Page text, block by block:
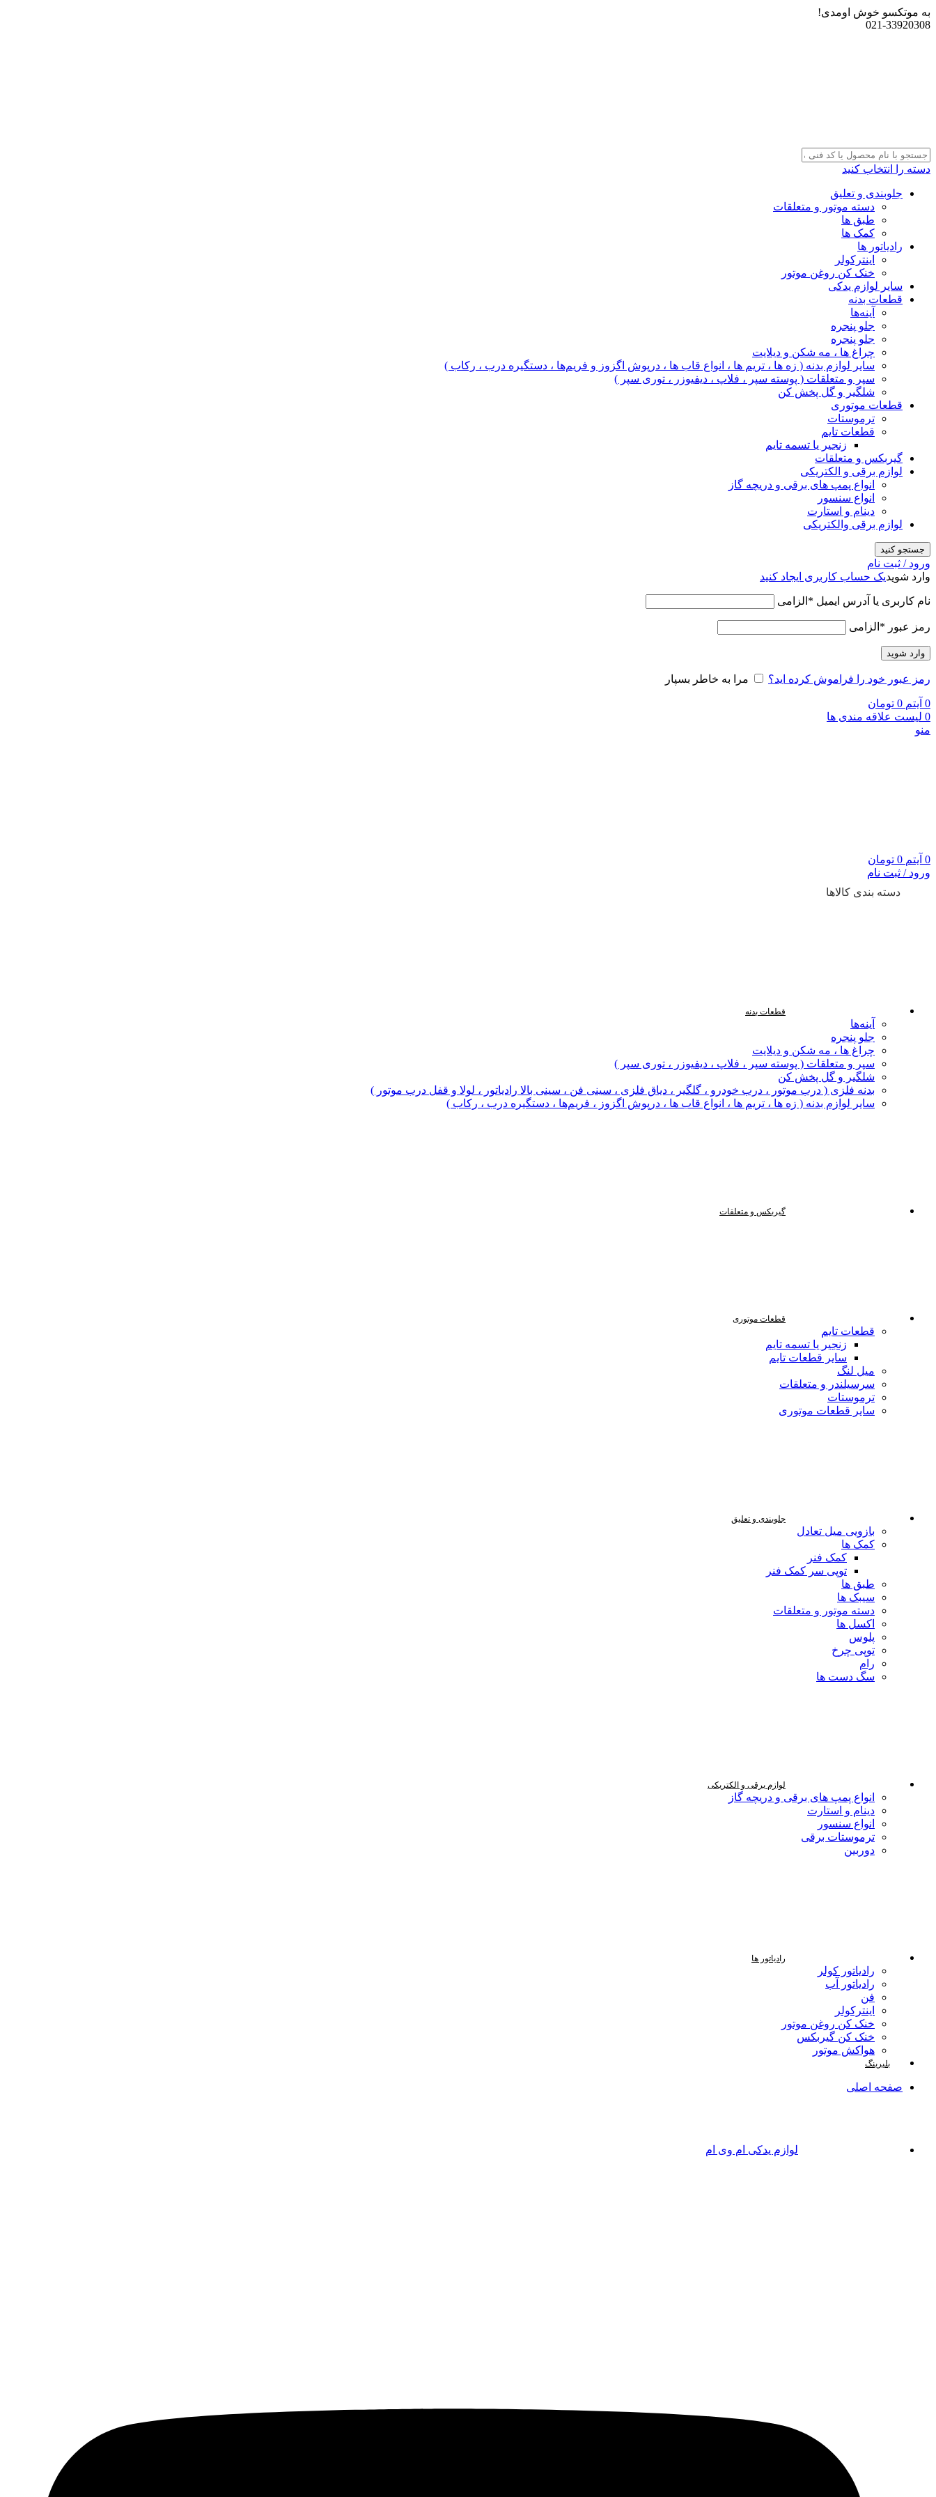
به موتکسو خوش اومدی!
021-33920308
دسته را انتخاب کنید
جلوبندی و تعلیق
دسته موتور و متعلقات
طبق ها
کمک ها
رادیاتور ها
اینترکولر
خنک کن روغن موتور
سایر لوازم یدکی
قطعات بدنه
آینه‌ها
جلو پنجره
جلو پنجره
چراغ‌ ها ، مه‌ شکن و دیلایت
سایر لوازم بدنه ( زه ها ، تریم ها ، انواع قاب ها ، درپوش اگزوز و فریم‌ها ، دستگیره درب ، رکاب )
سپر و متعلقات ( پوسته سپر ، فلاپ ، دیفیوزر ، توری سپر )
شلگیر و گل‌ پخش‌ کن
قطعات موتوری
ترموستات
قطعات تایم
زنجیر یا تسمه تایم
گیربکس و متعلقات
لوازم برقی و الکتریکی
انواع پمپ های برقی و دریچه گاز
انواع سنسور
دینام و استارت
لوازم برقی والکتریکی
جستجو کنید
ورود / ثبت نام
وارد شویدیک حساب کاربری ایجاد کنید
نام کاربری یا آدرس ایمیل * الزامی
رمز عبور * الزامی
وارد شوید
رمز عبور خود را فراموش کرده اید؟ مرا به خاطر بسپار
0 آیتم 0 تومان
0 لیست علاقه مندی ها
منو
0 آیتم 0 تومان
ورود / ثبت نام
دسته بندی کالاها
قطعات بدنه
آینه‌ها
جلو پنجره
چراغ‌ ها ، مه‌ شکن و دیلایت
سپر و متعلقات ( پوسته سپر ، فلاپ ، دیفیوزر ، توری سپر )
شلگیر و گل‌ پخش‌ کن
بدنه فلزی ( درب موتور ، درب خودرو ، گلگیر ، دیاق فلزی ، سینی فن ، سینی بالا رادیاتور ، لولا و قفل درب موتور )
سایر لوازم بدنه ( زه ها ، تریم ها ، انواع قاب ها ، درپوش اگزوز ، فریم‌ها ، دستگیره درب ، رکاب )
گیربکس و متعلقات
قطعات موتوری
قطعات تایم
زنجیر یا تسمه تایم
سایر قطعات تایم
میل لنگ
سرسیلندر و متعلقات
ترموستات
سایر قطعات موتوری
جلوبندی و تعلیق
بازویی میل تعادل
کمک ها
کمک فنر
توپی سر کمک فنر
طبق ها
سیبک ها
دسته موتور و متعلقات
اکسل ها
پلوس
توپی چرخ
رام
سگ دست ها
لوازم برقی و الکتریکی
انواع پمپ های برقی و دریچه گاز
دینام و استارت
انواع سنسور
ترموستات برقی
دوربین
رادیاتور ها
رادیاتور کولر
رادیاتور آب
فن
اینترکولر
خنک کن روغن موتور
خنک کن گیربکس
هواکش موتور
بلبرینگ
صفحه اصلی
لوازم یدکی ام وی ام